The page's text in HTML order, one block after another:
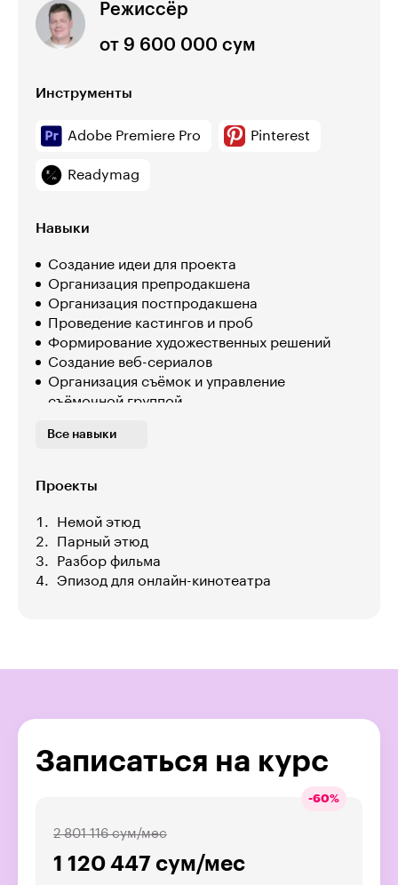
Режиссёр
от 9 600 000 сум
Инструменты
Adobe Premiere Pro Pinterest
Readymag
Навыки
Создание идеи для проекта
Организация препродакшена
Организация постпродакшена
Проведение кастингов и проб
Формирование художественных решений
Создание веб-сериалов
Организация съёмок и управление
съёмочной группой
Монтаж в Adobe Premiere
Все навыки
Проекты
Немой этюд
Парный этюд
Разбор фильма
Эпизод для онлайн-кинотеатра
Записаться на курс
-60%
1 120 447 сум/мес
2 801 116 сум/мес